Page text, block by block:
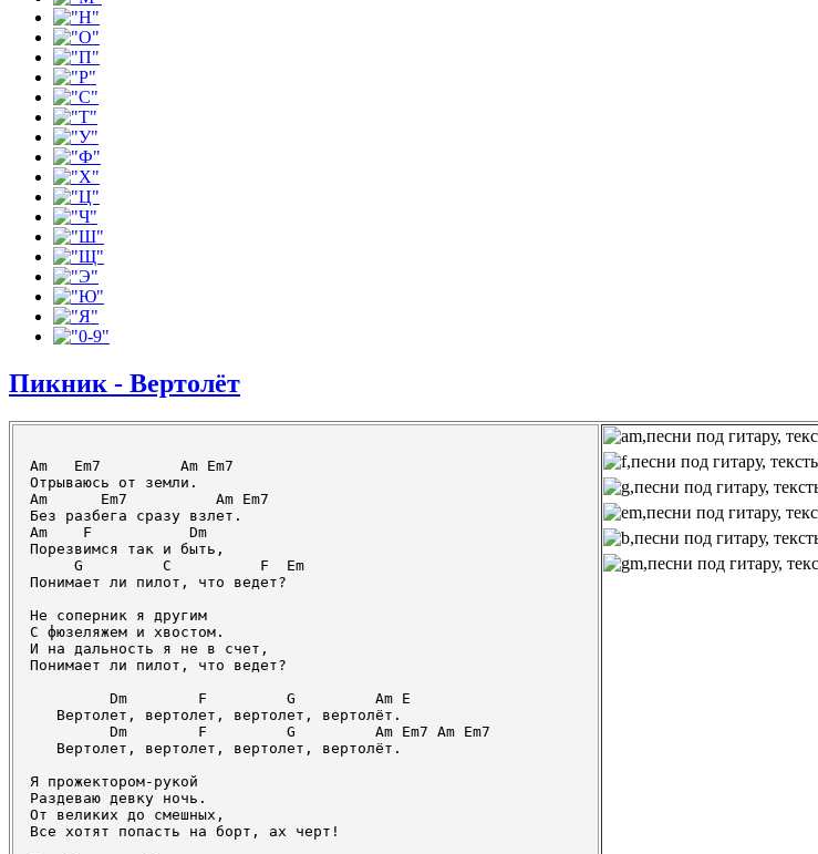
Пикник - Вертолёт
Am   Em7         Am Em7
Отрываюсь от земли.
Am      Em7          Am Em7
Без разбега сразу взлет.
Am    F           Dm
Порезвимся так и быть,
     G         C          F  Em
Понимает ли пилот, что ведет?
Не соперник я другим
С фюзеляжем и хвостом.
И на дальность я не в счет,
Понимает ли пилот, что ведет?
         Dm        F         G         Am E
   Вертолет, вертолет, вертолет, вертолёт.
         Dm        F         G         Am Em7 Am Em7
   Вертолет, вертолет, вертолет, вертолёт.
Я прожектором-рукой
Раздеваю девку ночь.
От великих до смешных,
Все хотят попасть на борт, ах черт!